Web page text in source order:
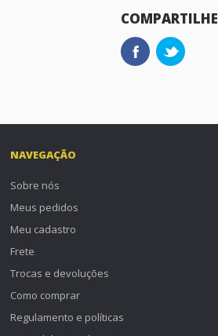
COMPARTILHE
NAVEGAÇÃO
Sobre nós
Meus pedidos
Meu cadastro
Frete
Trocas e devoluções
Como comprar
Regulamento e políticas